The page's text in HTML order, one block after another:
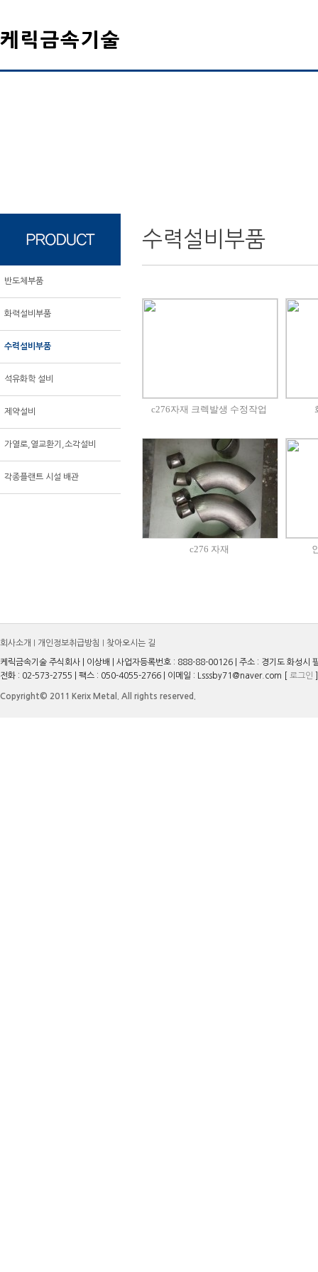
반도체부품
화력설비부품
수력설비부품
석유화학 설비
제약설비
가열로,열교환기,소각설비
각종플랜트 시설 배관
수력설비부품
c276자재 크렉발생 수정작업
c276 자재
회사소개 개인정보취급방침 찾아오시는 길
케릭금속기술 주식회사 | 이상배 | 사업자등록번호 : 888-88-00126 | 주소 : 경기도 화성시
전화 : 02-573-2755 | 팩스 : 050-4055-2766 | 이메일 : Lsssby71@naver.com [ 로그인
Copyright© 2011 Kerix Metal. All rights reserved.